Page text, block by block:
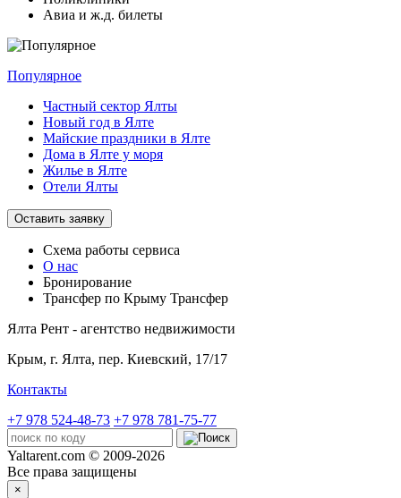
Авиа и ж.д. билеты
Популярное
Частный сектор Ялты
Новый год в Ялте
Майские праздники в Ялте
Дома в Ялте у моря
Жилье в Ялте
Отели Ялты
Оставить заявку
Схема работы сервиса
О нас
Бронирование
Трансфер по Крыму Трансфер
Ялта Рент - агентство недвижимости
Крым, г. Ялта, пер. Киевский, 17/17
Контакты
+7 978 524-48-73 +7 978 781-75-77
Yaltarent.com © 2009-2026
Все права защищены
×